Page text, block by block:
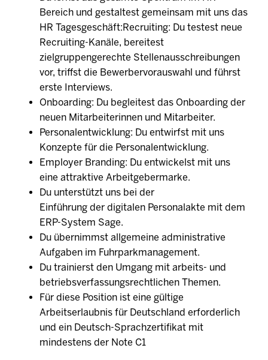
Bereich und gestaltest gemeinsam mit uns das
HR Tagesgeschäft:Recruiting: Du testest neue
Recruiting-Kanäle, bereitest
zielgruppengerechte Stellenausschreibungen
vor, triffst die Bewerbervorauswahl und führst
erste Interviews.
Onboarding: Du begleitest das Onboarding der
neuen Mitarbeiterinnen und Mitarbeiter.
Personalentwicklung: Du entwirfst mit uns
Konzepte für die Personalentwicklung.
Employer Branding: Du entwickelst mit uns
eine attraktive Arbeitgebermarke.
Du unterstützt uns bei der
Einführung der digitalen Personalakte mit dem
ERP-System Sage.
Du übernimmst allgemeine administrative
Aufgaben im Fuhrparkmanagement.
Du trainierst den Umgang mit arbeits- und
betriebsverfassungsrechtlichen Themen.
Für diese Position ist eine gültige
Arbeitserlaubnis für Deutschland erforderlich
und ein Deutsch-Sprachzertifikat mit
mindestens der Note C1